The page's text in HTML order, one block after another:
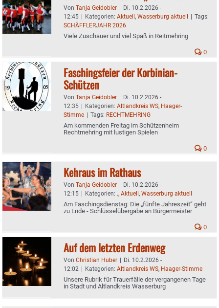
Von Tanja Geidobler | Di. 10.2.2026 -
12:45 | Kategorien: Aktuell, Wasserburg aktuell | Tags:
SCHÄFFLERJAHR 2026
Viele Zuschauer und viel Spaß in Reitmehring
0
Faschingsfeier der Korbinian-
Schützen
Von Tanja Geidobler | Di. 10.2.2026 -
12:35 | Kategorien: Altlandkreis WS, Haager-
Stimme | Tags: RECHTMEHRING
Am kommenden Freitag im Schützenheim
Rechtmehring mit lustigen Spielen
0
Kehraus im Rathaus
Von Tanja Geidobler | Di. 10.2.2026 -
12:15 | Kategorien: ., Aktuell, Wasserburg aktuell
Am Faschingsdienstag: Die „fünfte Jahreszeit“ geht
zu Ende - Schlüsselübergabe an Bürgermeister
0
Auf dem letzten Erdenweg
Von Christian Huber | Di. 10.2.2026 -
12:02 | Kategorien: Altlandkreis WS, Haager-Stimme
Unsere Rubrik für Trauerfälle der vergangenen Tage
in Stadt und Altlandkreis Wasserburg